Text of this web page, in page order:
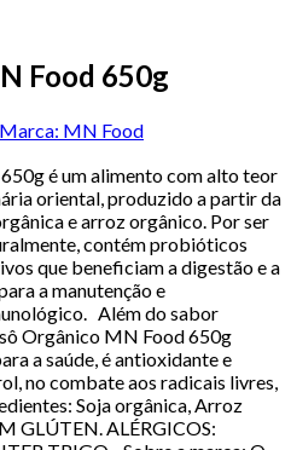
Food 650g
Marca: MN Food
é um alimento com alto teor
oriental, produzido a partir da
e arroz orgânico. Por ser
contém probióticos
que beneficiam a digestão e a
a manutenção e
Além do sabor
Orgânico MN Food 650g
a saúde, é antioxidante e
no combate aos radicais livres,
Soja orgânica, Arroz
GLÚTEN. ALÉRGICOS: